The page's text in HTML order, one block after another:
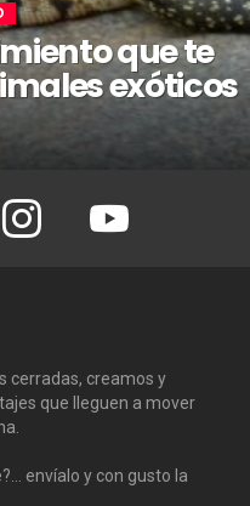
que te
exóticos
Instagram Youtube
cerradas, creamos y
que lleguen a mover
envíalo y con gusto la